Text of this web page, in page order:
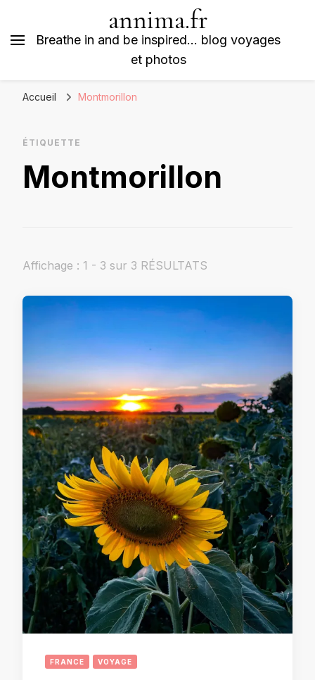
annima.fr
Breathe in and be inspired… blog voyages
et photos
Accueil Montmorillon
ÉTIQUETTE
Montmorillon
Affichage : 1 - 3 sur 3 RÉSULTATS
FRANCE VOYAGE